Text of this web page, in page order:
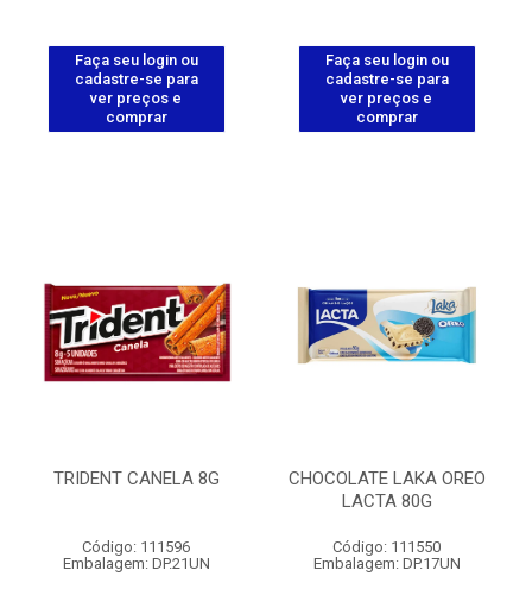
Faça seu login ou
cadastre-se para
ver preços e
comprar
Faça seu login ou
cadastre-se para
ver preços e
comprar
TRIDENT CANELA 8G
Código: 111596
Embalagem: DP.21UN
CHOCOLATE LAKA OREO
LACTA 80G
Código: 111550
Embalagem: DP.17UN